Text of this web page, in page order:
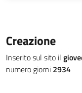
Creazione
Inserito sul sito il
numero giorni 2934